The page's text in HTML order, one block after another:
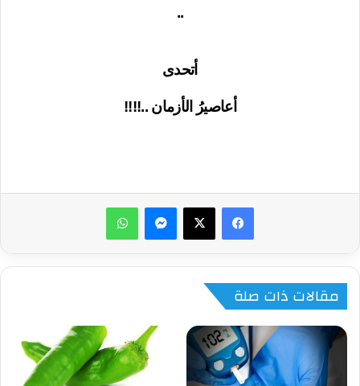
..
أتحدى
أعاصيرُ الأزمان ..!!!!
ماسنجر واتساب
مقالات ذات صلة